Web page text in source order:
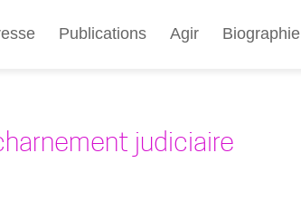
au
Publications Agir Biographie
judiciaire